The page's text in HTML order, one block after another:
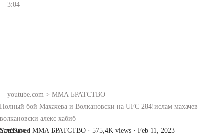
3:04
youtube.com > ММА БРАТСТВО
Полный бой Махачева и Волкановски на UFC 284!ислам махачев
волкановски алекс хабиб
YouTube · ММА БРАТСТВО · 575,4K views · Feb 11, 2023
SaveSaved